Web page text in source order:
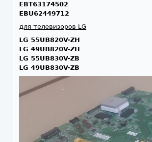
EBT63174502
EBU62449712
для телевизоров LG
LG 55UB820V-ZH
LG 49UB820V-ZH
LG 55UB830V-ZB
LG 49UB830V-ZB